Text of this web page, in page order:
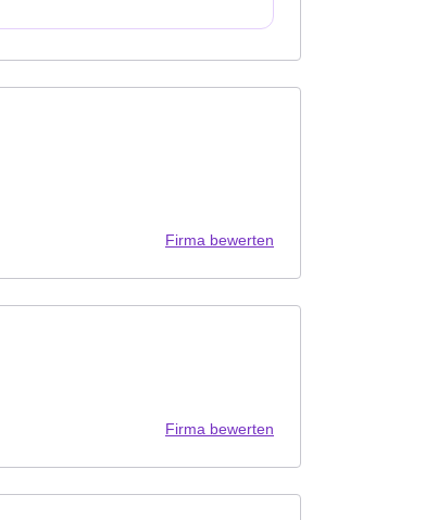
Firma bewerten
Firma bewerten